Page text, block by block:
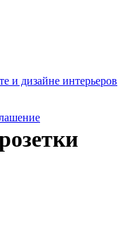
и дизайне интерьеров